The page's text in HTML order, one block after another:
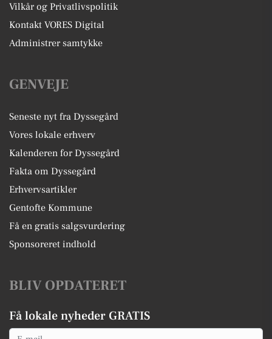
Vilkår og Privatlivspolitik
Kontakt VORES Digital
Administrer samtykke
GENVEJE
Seneste nyt fra Dyssegård
Vores lokale erhverv
Kalenderen for Dyssegård
Fakta om Dyssegård
Erhvervsartikler
Gentofte Kommune
Få en gratis salgsvurdering
Sponsoreret indhold
BLIV OPDATERET
Få lokale nyheder GRATIS
Email